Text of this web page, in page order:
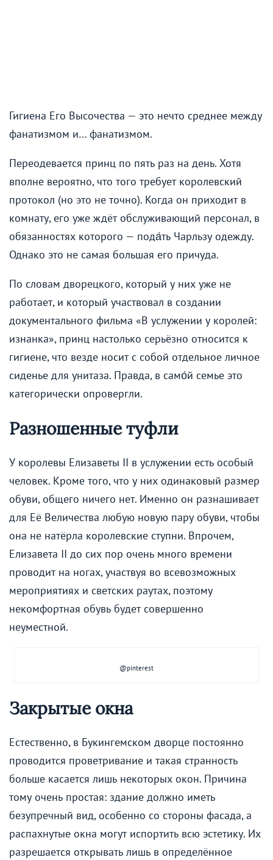
Гигиена Его Высочества — это нечто среднее между
фанатизмом и… фанатизмом.
Переодевается принц по пять раз на день. Хотя
вполне вероятно, что того требует королевский
протокол (но это не точно). Когда он приходит в
комнату, его уже ждёт обслуживающий персонал, в
обязанностях которого — пода́ть Чарльзу одежду.
Однако это не самая большая его причуда.
По словам дворецкого, который у них уже не
работает, и который участвовал в создании
документального фильма «В услужении у королей:
изнанка», принц настолько серьёзно относится к
гигиене, что везде носит с собой отдельное личное
сиденье для унитаза. Правда, в само́й семье это
категорически опровергли.
Разношенные туфли
У королевы Елизаветы II в услужении есть особый
человек. Кроме того, что у них одинаковый размер
обуви, общего ничего нет. Именно он разнашивает
для Её Величества любую новую пару обуви, чтобы
она не натёрла королевские ступни. Впрочем,
Елизавета II до сих пор очень много времени
проводит на ногах, участвуя во всевозможных
мероприятиях и светских раутах, поэтому
некомфортная обувь будет совершенно
неуместной.
@pinterest
Закрытые окна
Естественно, в Букингемском дворце постоянно
проводится проветривание и такая странность
больше касается лишь некоторых окон. Причина
тому очень простая: здание должно иметь
безупречный вид, особенно со стороны фасада, а
распахнутые окна могут испортить всю эстетику. Их
разрешается открывать лишь в определённое